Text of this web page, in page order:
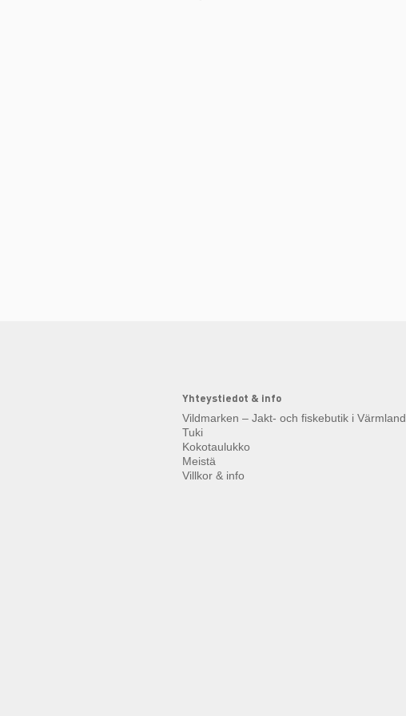
Yhteystiedot & info
Vildmarken – Jakt- och fiskebutik i Värmland
Tuki
Kokotaulukko
Meistä
Villkor & info